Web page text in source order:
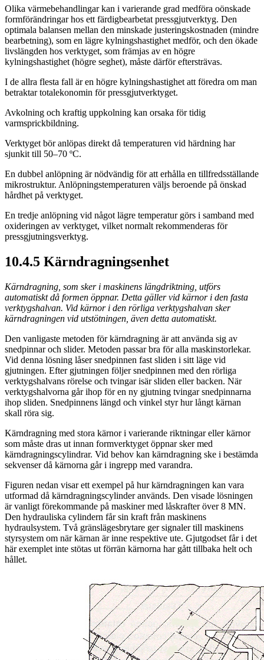
Olika värmebehandlingar kan i varierande grad medföra oönskade
formförändringar hos ett färdigbearbetat pressgjut­verk­tyg. Den
optimala balansen mellan den minskade justeringskostnaden (mindre
bearbetning), som en lägre kylningshastighet medför, och den ökade
livslängden hos verktyget, som främjas av en högre
kylningshastighet (högre seghet), måste därför eftersträvas.
I de allra flesta fall är en högre kylningshastighet att föredra om man
betraktar totalekonomin för pressgjutverktyget.
Avkolning och kraftig uppkolning kan orsaka för tidig
varmsprickbildning.
Verktyget bör anlöpas direkt då temperaturen vid härdning har
sjunkit till 50–70 ºC.
En dubbel anlöpning är nödvändig för att erhålla en tillfredsställande
mikrostruktur. Anlöpningstemperaturen väljs beroende på önskad
hårdhet på verktyget.
En tredje anlöpning vid något lägre temperatur görs i samband med
oxideringen av verktyget, vilket normalt rekommenderas för
pressgjutningsverktyg.
10.4.5 Kärndragningsenhet
Kärndragning, som sker i maskinens längdriktning, utförs
automatiskt då formen öppnar. Detta gäller vid kärnor i den fasta
verktygshalvan. Vid kärnor i den rörliga verktygshalvan sker
kärndragningen vid utstötningen, även detta automatiskt.
Den vanligaste metoden för kärndragning är att använda sig av
snedpinnar och slider. Metoden passar bra för alla maskinstorlekar.
Vid denna lösning låser snedpinnen fast sliden i sitt läge vid
gjutningen. Efter gjutningen följer snedpinnen med den rörliga
verktygshalvans rörelse och tvingar isär sliden eller backen. När
verktygshalvorna går ihop för en ny gjutning tvingar snedpinnarna
ihop sliden. Snedpinnens längd och vinkel styr hur långt kärnan
skall röra sig.
Kärndragning med stora kärnor i varierande riktningar eller kärnor
som måste dras ut innan formverktyget öppnar sker med
kärndragningscylindrar. Vid behov kan kärndragning ske i bestämda
sekvenser då kärnorna går i ingrepp med varandra.
Figuren nedan visar ett exempel på hur kärndragningen kan vara
utformad då kärndragningscylinder används. Den visade lösningen
är vanligt förekommande på maskiner med låskrafter över 8 MN.
Den hydrauliska cylindern får sin kraft från maskinens
hydraulsystem. Två gränslägesbrytare ger signaler till maskinens
styrsystem om när kärnan är inne respektive ute. Gjutgodset får i det
här exemplet inte stötas ut förrän kärnorna har gått tillbaka helt och
hållet.